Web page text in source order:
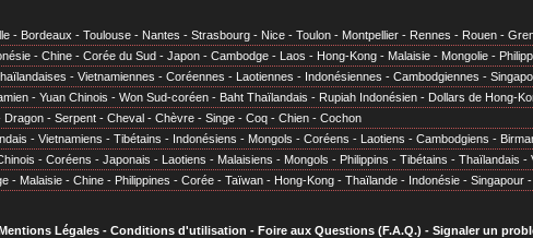
- Bordeaux - Toulouse - Nantes - Strasbourg - Nice - Toulon - Montpellier - Rennes - Rouen -
- Chine - Corée du Sud - Japon - Cambodge - Laos - Hong-Kong - Malaisie - Mongolie -
- Vietnamiennes - Coréennes - Laotiennes - Indonésiennes - Cambodgiennes -
- Yuan Chinois - Won Sud-coréen - Baht Thaïlandais - Rupiah Indonésien - Dollars de Hong-
Dragon - Serpent - Cheval - Chèvre - Singe - Coq - Chien - Cochon
- Vietnamiens - Tibétains - Indonésiens - Mongols - Coréens - Laotiens - Cambodgiens -
- Coréens - Japonais - Laotiens - Malaisiens - Mongols - Philippins - Tibétains - Thaïlandais -
- Malaisie - Chine - Philippines - Corée - Taïwan - Hong-Kong - Thaïlande - Indonésie - Singapour -
Légales- Conditions d'utilisation - Foire aux Questions (F.A.Q.) - Signaler un